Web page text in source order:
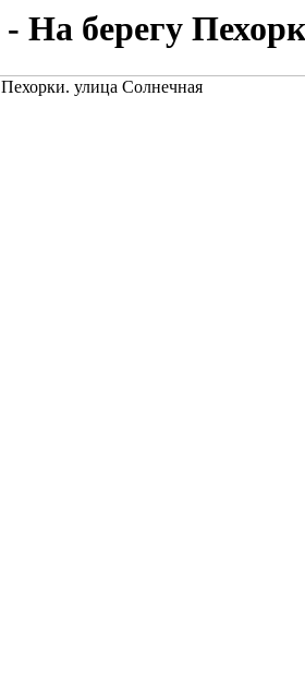
берегу